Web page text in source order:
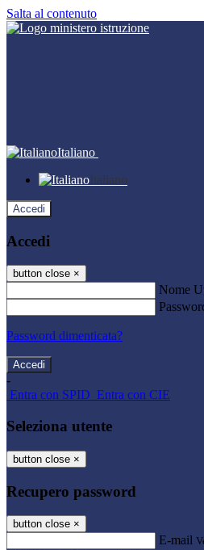
Salta al contenuto
Italiano
Italiano
Accedi
Accedi
button close ×
Nome
Password dimenticata?
-
Entra con SPID Entra con CIE
Seleziona utente
button close ×
Recupero password
button close ×
E-mail